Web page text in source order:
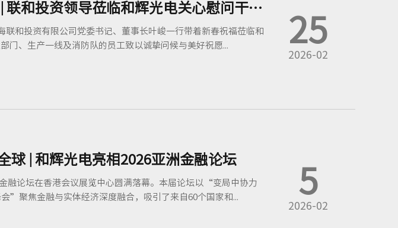
新春传暖意，慰问振人心 | 联和投资领导莅临和辉光电关心慰问干部职工
联和投资有限公司党委书记、董事长叶峻一行带着新春祝福莅临和
门、生产一线及消防队的员工致以诚挚问候与美好祝愿...
25
2026-02
球 | 和辉光电亮相2026亚洲金融论坛
融论坛在香港会议展览中心圆满落幕。本届论坛以“变局中协力
聚焦金融与实体经济深度融合，吸引了来自60个国家和...
5
2026-02